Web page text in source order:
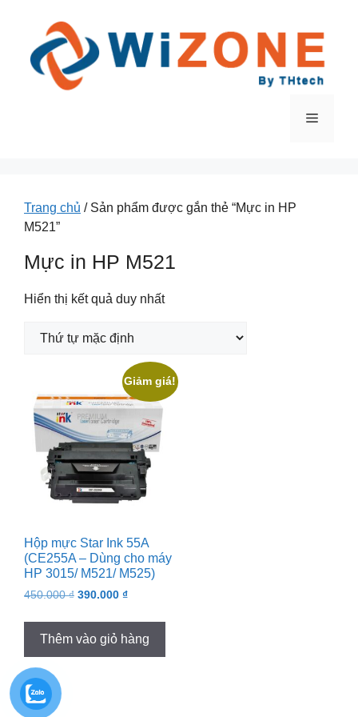
Menu
Trang chủ / Sản phẩm được gắn thẻ “Mực in HP
M521”
Mực in HP M521
Hiển thị kết quả duy nhất
Giảm giá!
Hộp mực Star Ink 55A
(CE255A – Dùng cho máy
HP 3015/ M521/ M525)
450.000₫ Original
450.000 ₫.
390.000 ₫Current
390.000 ₫.
Thêm vào giỏ hàng